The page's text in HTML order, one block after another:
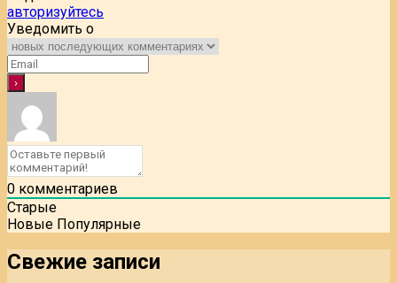
авторизуйтесь
Уведомить о
0 комментариев
Старые
Новые Популярные
Свежие записи